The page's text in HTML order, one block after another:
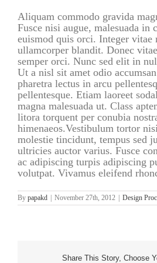
Aliquam commodo gravida
Fusce nisi augue, malesuada in
euismod quis orci. Integer vitae
ullamcorper blandit. Donec
semper orci. Nunc sed elit in
Ut a nisl sit amet odio
pharetra lectus in arcu
pellentesque. Etiam laoreet
magna malesuada ut. Class
litora torquent per conubia
himenaeos.Vestibulum tortor
molestie tincidunt, tempus sed
ultricies auctor varius. Fusce
ac adipiscing turpis adipiscing
volutpat. Vivamus eleifend
By papakd | November 27th, 2012 | Design
Share This Story, Choose